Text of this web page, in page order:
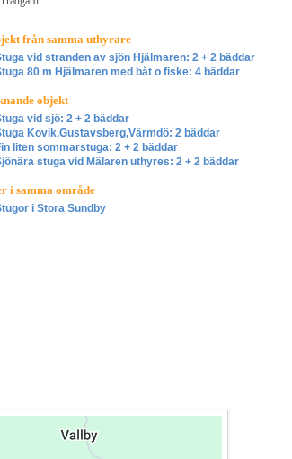
från samma uthyrare
vid stranden av sjön Hjälmaren: 2 + 2 bäddar
80 m Hjälmaren med båt o fiske: 4 bäddar
objekt
vid sjö: 2 + 2 bäddar
Kovik,Gustavsberg,Värmdö: 2 bäddar
liten sommarstuga: 2 + 2 bäddar
stuga vid Mälaren uthyres: 2 + 2 bäddar
i samma område
i Stora Sundby